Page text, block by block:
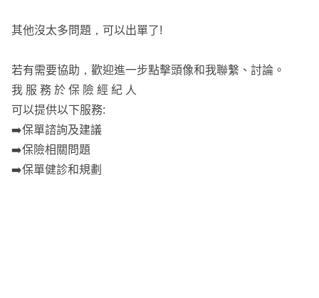
其他沒太多問題，可以出單了!
若有需要協助，歡迎進一步點擊頭像和我聯繫、討論。
我 服 務 於 保 險 經 紀 人
可以提供以下服務:
➡️保單諮詢及建議
➡️保險相關問題
➡️保單健診和規劃